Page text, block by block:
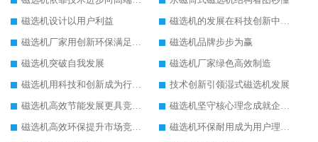
磁选机设计以用户利益
磁选机的发展在科技创新中成为焦点
磁选机厂家用创新环保满足市发展
磁选机品牌步步为赢
磁选机突破自我发展
磁选机厂家绿色高效制造
磁选机用科技和创新成为行业中的顶梁柱
技术创新引领湿式磁选机发展
磁选机高效节能发展更具竞争力
磁选机坚守核心理念成就企业辉煌
磁选机高效环保提升市场竞争力
磁选机环保耐用成为用户理想选择